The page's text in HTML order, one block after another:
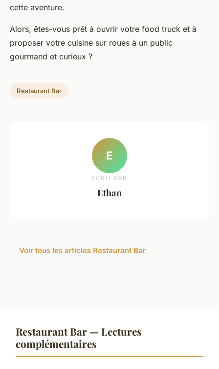
cette aventure.
Alors, êtes-vous prêt à ouvrir votre food truck et à
proposer votre cuisine sur roues à un public
gourmand et curieux ?
Restaurant Bar
E
ECRIT PAR
Ethan
← Voir tous les articles Restaurant Bar
Restaurant Bar — Lectures
complémentaires